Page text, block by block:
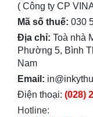
( Công ty CP
Mã số thuế: 030
Địa chỉ: Toà nhà
Phường 5, Bình
Nam
Email:
Điện thoại: (028)
Hotline: